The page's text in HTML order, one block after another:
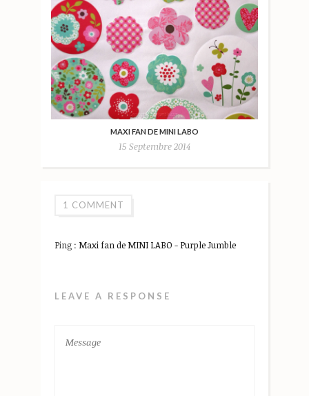
MAXI FAN DE MINI LABO
15 Septembre 2014
1 COMMENT
Ping : Maxi fan de MINI LABO - Purple Jumble
LEAVE A RESPONSE